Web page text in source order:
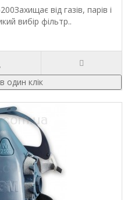
від газів, парів і
вибір фільтр..
один клік